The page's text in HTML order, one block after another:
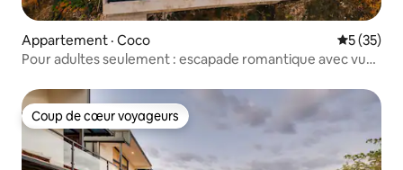
Appartement · Coco Note
5 (35)
Pour adultes seulement : escapade romantique avec vue
Coup de cœur voyageurs
Coup de cœur voyageurs